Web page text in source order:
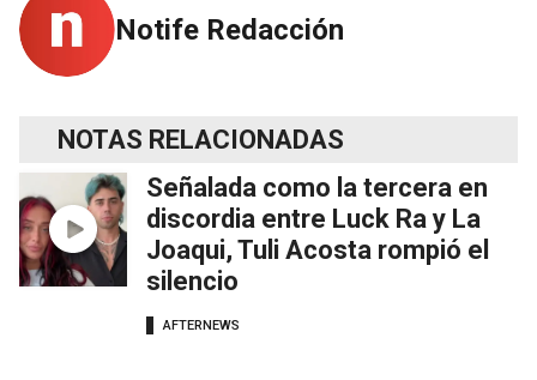
Notife Redacción
NOTAS RELACIONADAS
Señalada como la tercera en
discordia entre Luck Ra y La
Joaqui, Tuli Acosta rompió el
silencio
AFTERNEWS